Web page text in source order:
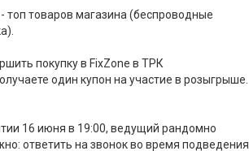
топ товаров магазина (беспроводные
покупку в FixZone в ТРК
один купон на участие в розыгрыше.
16 июня в 19:00, ведущий рандомно
ответить на звонок во время подведения